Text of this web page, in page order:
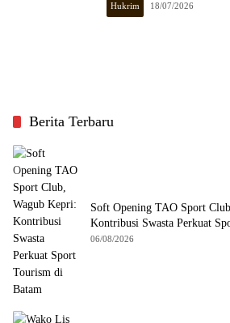
Hukrim 18/07/2026
Berita Terbaru
Soft Opening TAO Sport
Kontribusi Swasta Perkuat
06/08/2026